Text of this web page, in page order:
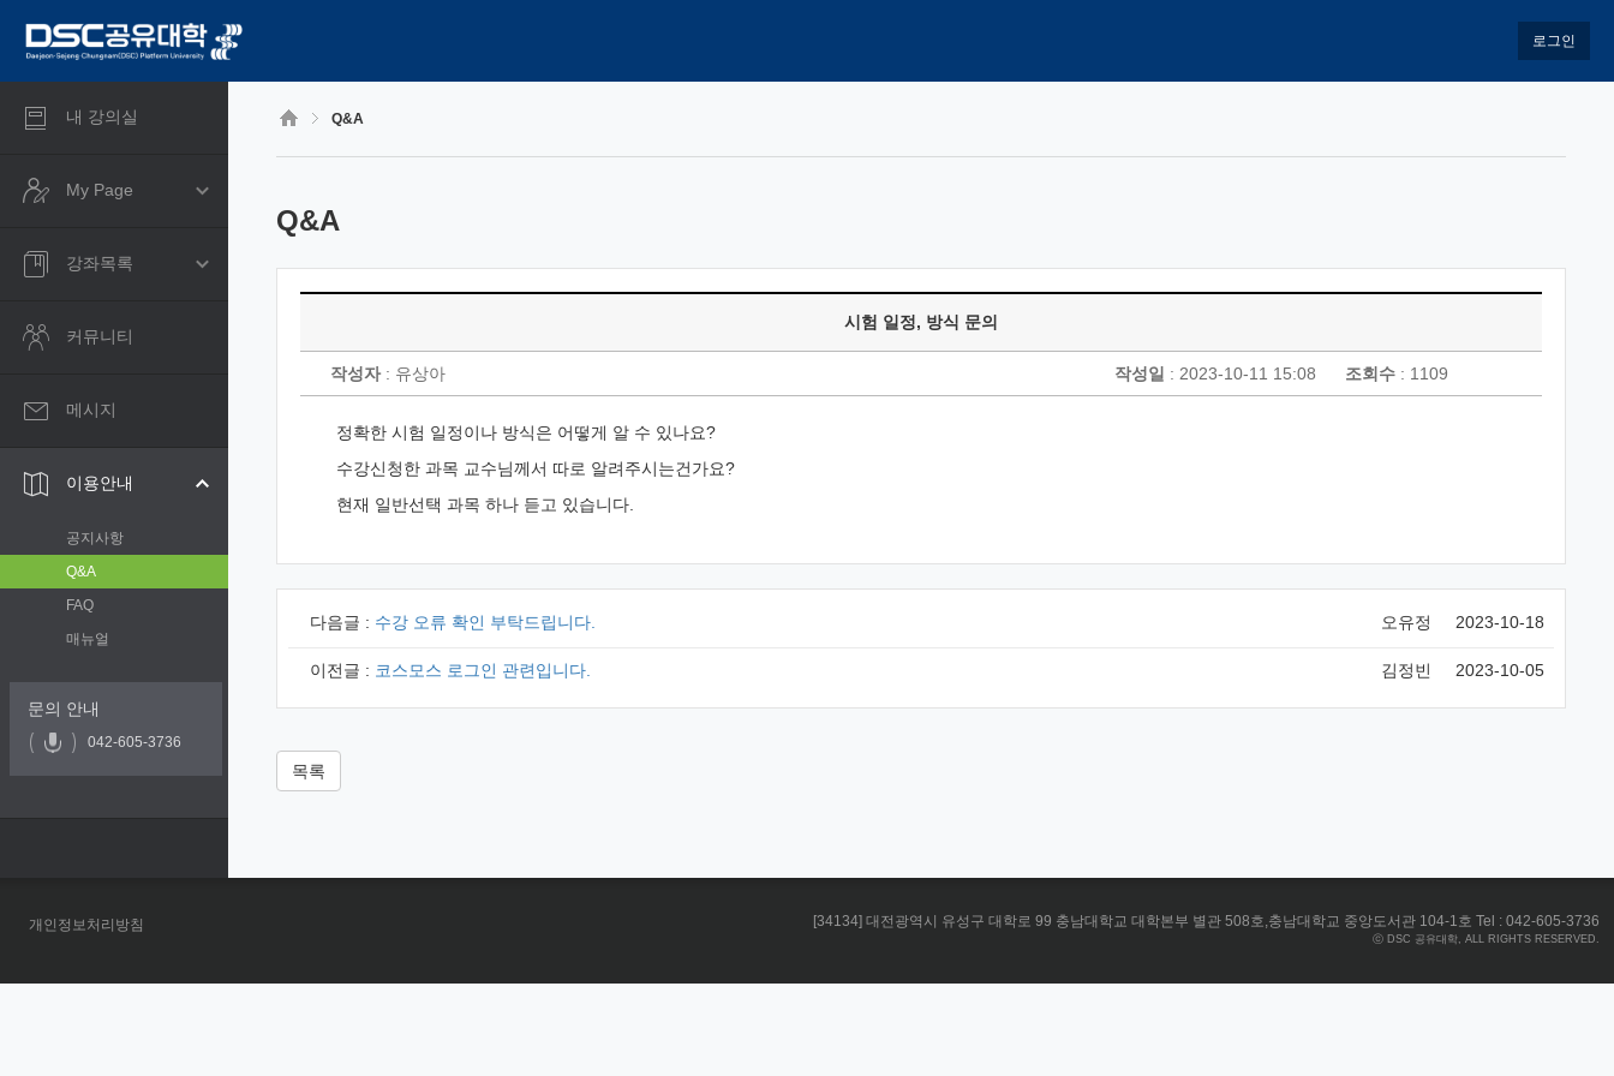
텐
로그인
내 강의실
My Page
강좌목록
커뮤니티
메시지
이용안내
공지사항
Q&A
FAQ
매뉴얼
문의 안내
042-605-3736
Q&A
Q&A
시험 일정, 방식 문의
작성자: 유상아 작성일 : 2023-10-11 15:08 조회수: 1109
정확한 시험 일정이나 방식은 어떻게 알 수 있나요?
수강신청한 과목 교수님께서 따로 알려주시는건가요?
현재 일반선택 과목 하나 듣고 있습니다.
다음글 : 수강 오류 확인 부탁드립니다. 2023-10-18
오유정
이전글 : 코스모스 로그인 관련입니다. 2023-10-05
김정빈
목록
개인정보처리방침 [34134] 대전광역시 유성구 대학로 99 충남대학교 대학본부 별관 508호,충남대학교 중앙도서관 104-1호 Tel : 042-605-3736
ⓒ DSC 공유대학, ALL RIGHTS RESERVED.